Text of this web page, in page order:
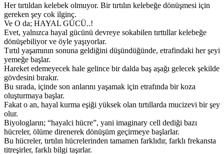
Her tırtıldan kelebek olmuyor. Bir tırtılın kelebeğe dönüşmesi için
gereken şey cok ilginç.
Ve O da; HAYAL GÜCÜ..!
Evet, yalnızca hayal gücünü devreye sokabilen tırttıllar kelebeğe
dönüşebiliyor ve öyle yaşıyorlar.
Tırtıl yaşamının sonuna geldiğini düşündüğünde, etrafindaki her şeyi
yemeğe başlar.
Hareket edemeyecek hale gelince bir dalda baş aşağı gelecek şekilde
gövdesini bırakır.
Bu sırada, içinde son anlarını yaşamak için etrafında bir koza
oluşturmaya başlar.
Fakat o an, hayal kurma eşiği yüksek olan tırtıllarda mucizevi bir şey
olur.
Biyologların; “hayalci hücre”, yani imaginary cell dediği bazı
hücreler, ölüme direnerek dönüşüm geçirmeye başlarlar.
Bu hücreler, tırtılın hücrelerinden tamamen farklıdır, farklı frekansta
titreşirler, farklı bilgi taşırlar.